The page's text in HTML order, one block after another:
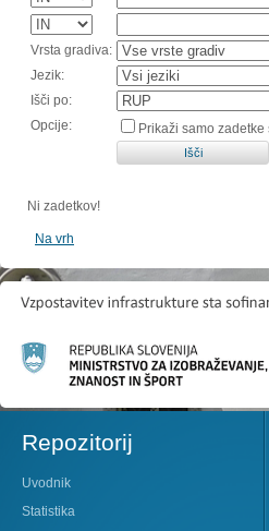
Vrsta gradiva:
Jezik:
Išči po:
Opcije:
Prikaži samo
Ni zadetkov!
Na vrh
Repozitorij
Uvodnik
Statistika